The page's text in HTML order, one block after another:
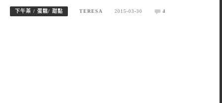
下午茶 / 蛋糕/ 甜點 TERESA 2015-03-30 4